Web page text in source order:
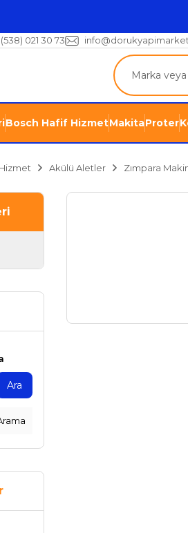
021 30 73
Bosch Hafif HizmetMakitaProter
Akülü Aletler Zımpara
Ara